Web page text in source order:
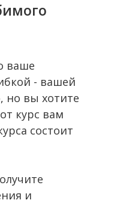
ваше
- вашей
но вы хотите
курс вам
состоит
и